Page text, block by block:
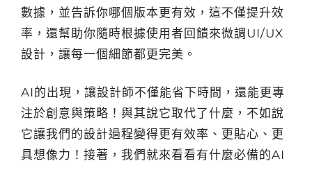
數據，並告訴你哪個版本更有效，這不僅提升效
率，還幫助你隨時根據使用者回饋來微調UI/UX
設計，讓每一個細節都更完美。
AI的出現，讓設計師不僅能省下時間，還能更專
注於創意與策略！與其說它取代了什麼，不如說
它讓我們的設計過程變得更有效率、更貼心、更
具想像力！接著，我們就來看看有什麼必備的AI